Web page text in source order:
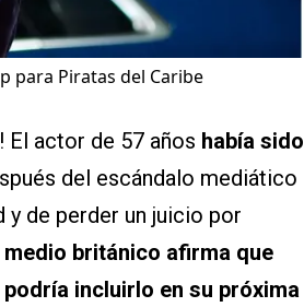
para Piratas del Caribe
! El actor de 57 años había sido
del escándalo mediático
de perder un juicio por
medio británico afirma que
incluirlo en su próxima